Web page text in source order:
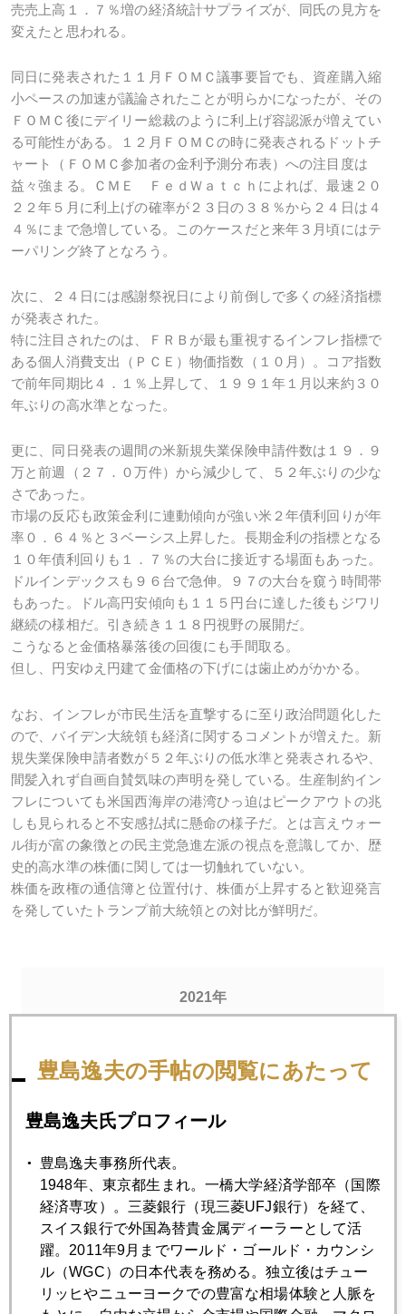
売売上高１．７％増の経済統計サプライズが、同氏の見方を
変えたと思われる。
同日に発表された１１月ＦＯＭＣ議事要旨でも、資産購入縮
小ペースの加速が議論されたことが明らかになったが、その
ＦＯＭＣ後にデイリー総裁のように利上げ容認派が増えてい
る可能性がある。１２月ＦＯＭＣの時に発表されるドットチ
ャート（ＦＯＭＣ参加者の金利予測分布表）への注目度は
益々強まる。ＣＭＥ ＦｅｄＷａｔｃｈによれば、最速２０
２２年５月に利上げの確率が２３日の３８％から２４日は４
４％にまで急増している。このケースだと来年３月頃にはテ
ーパリング終了となろう。
次に、２４日には感謝祭祝日により前倒しで多くの経済指標
が発表された。
特に注目されたのは、ＦＲＢが最も重視するインフレ指標で
ある個人消費支出（ＰＣＥ）物価指数（１０月）。コア指数
で前年同期比４．１％上昇して、１９９１年１月以来約３０
年ぶりの高水準となった。
更に、同日発表の週間の米新規失業保険申請件数は１９．９
万と前週（２７．０万件）から減少して、５２年ぶりの少な
さであった。
市場の反応も政策金利に連動傾向が強い米２年債利回りが年
率０．６４％と３ベーシス上昇した。長期金利の指標となる
１０年債利回りも１．７％の大台に接近する場面もあった。
ドルインデックスも９６台で急伸。９７の大台を窺う時間帯
もあった。ドル高円安傾向も１１５円台に達した後もジワリ
継続の様相だ。引き続き１１８円視野の展開だ。
こうなると金価格暴落後の回復にも手間取る。
但し、円安ゆえ円建て金価格の下げには歯止めがかかる。
なお、インフレが市民生活を直撃するに至り政治問題化した
ので、バイデン大統領も経済に関するコメントが増えた。新
規失業保険申請者数が５２年ぶりの低水準と発表されるや、
間髪入れず自画自賛気味の声明を発している。生産制約イン
フレについても米国西海岸の港湾ひっ迫はピークアウトの兆
しも見られると不安感払拭に懸命の様子だ。とは言えウォー
ル街が富の象徴との民主党急進左派の視点を意識してか、歴
史的高水準の株価に関しては一切触れていない。
株価を政権の通信簿と位置付け、株価が上昇すると歓迎発言
を発していたトランプ前大統領との対比が鮮明だ。
2021年
7月 8月 9月 10月 11月 12月
パウエル議会証言原文公表、利上げ観測後退に一石
2021年11月29日
オミクロン・ショック、金市場は複雑な反応
2021年11月26日
豊島逸夫の手帖の閲覧にあたって
豊島逸夫氏プロフィール
豊島逸夫事務所代表。
1948年、東京都生まれ。一橋大学経済学部卒（国際
経済専攻）。三菱銀行（現三菱UFJ銀行）を経て、
スイス銀行で外国為替貴金属ディーラーとして活
躍。2011年9月までワールド・ゴールド・カウンシ
ル（WGC）の日本代表を務める。独立後はチュー
リッヒやニューヨークでの豊富な相場体験と人脈を